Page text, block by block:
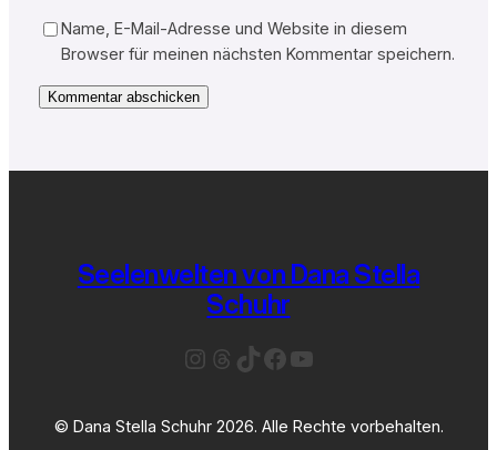
Name, E-Mail-Adresse und Website in diesem
Browser für meinen nächsten Kommentar speichern.
Seelenwelten von Dana Stella
Schuhr
Instagram
Threads
TikTok
Facebook
YouTube
© Dana Stella Schuhr 2026. Alle Rechte vorbehalten.